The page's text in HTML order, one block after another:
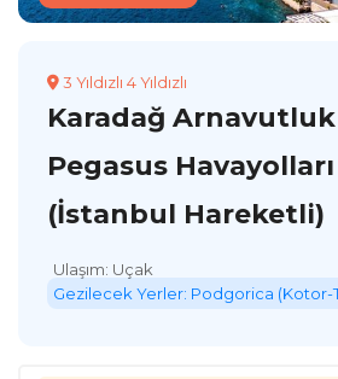
3 Yıldızlı 4 Yıldızlı
Karadağ
Pegasus
(İstanbul Hareketli)
Ulaşım: Uçak
Gezilecek Yerler: Podgorica (Kotor-